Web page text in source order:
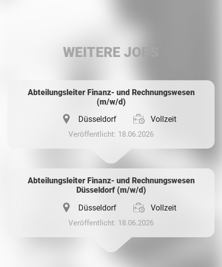
WEITERE JOBS
Abteilungsleiter Finanz- und Rechnungswesen
(m/w/d)
Düsseldorf
Vollzeit
Veröffentlicht: 18.06.2026
Abteilungsleiter Finanz- und Rechnungswesen
Düsseldorf (m/w/d)
Düsseldorf
Vollzeit
Veröffentlicht: 18.06.2026